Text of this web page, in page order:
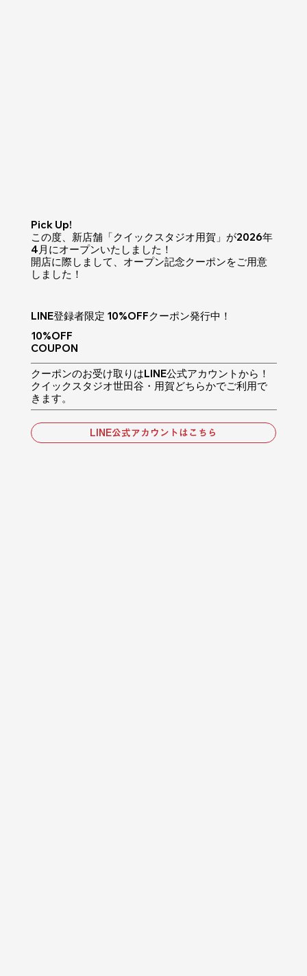
​Pick Up!
この度、新店舗「クイックスタジオ用賀」が2026年
4月にオープンいたしました！
開店に際しまして、オープン記念クーポンをご用意
しました！
LINE登録者限定 10%OFFクーポン発行中！
10%OFF
COUPON
クーポンのお受け取りはLINE公式アカウントから！
​クイックスタジオ世田谷・用賀どちらかでご利用で
きます。
LINE公式アカウントはこちら